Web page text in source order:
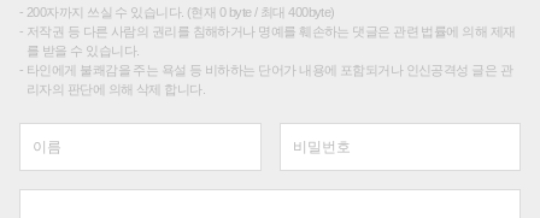
200자까지 쓰실 수 있습니다. (현재 0 byte / 최대 400byte)
저작권 등 다른 사람의 권리를 침해하거나 명예를 훼손하는 댓글은 관련 법률에 의해 제재
를 받을 수 있습니다.
타인에게 불쾌감을 주는 욕설 등 비하하는 단어가 내용에 포함되거나 인신공격성 글은 관
리자의 판단에 의해 삭제 합니다.